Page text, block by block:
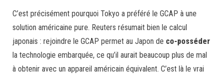
C’est précisément pourquoi Tokyo a préféré le GCAP à une
solution américaine pure. Reuters résumait bien le calcul
japonais : rejoindre le GCAP permet au Japon de co-posséder
la technologie embarquée, ce qu’il aurait beaucoup plus de mal
à obtenir avec un appareil américain équivalent. C’est là le vrai